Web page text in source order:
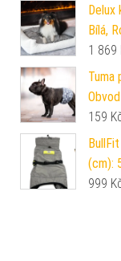
Delux
Bílá,
1 869
Tuma
159
(cm):
999